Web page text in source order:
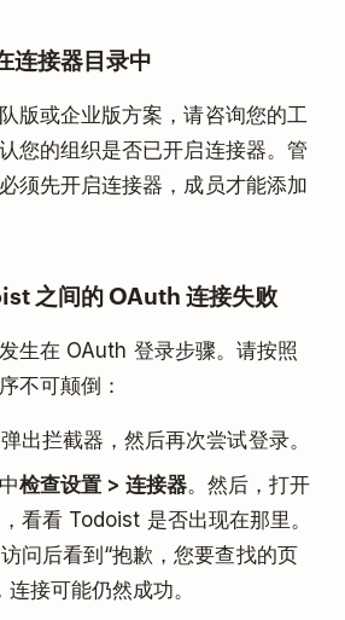
连接器目录中
版或企业版方案，请咨询您的工
您的组织是否已开启连接器。管
须先开启连接器，成员才能添加
之间的 OAuth 连接失败
生在 OAuth 登录步骤。请按照
不可颠倒：
出拦截器，然后再次尝试登录。
检查设置 > 连接器。然后，打开
看看 Todoist 是否出现在那里。
问后看到“抱歉，您要查找的页
接可能仍然成功。